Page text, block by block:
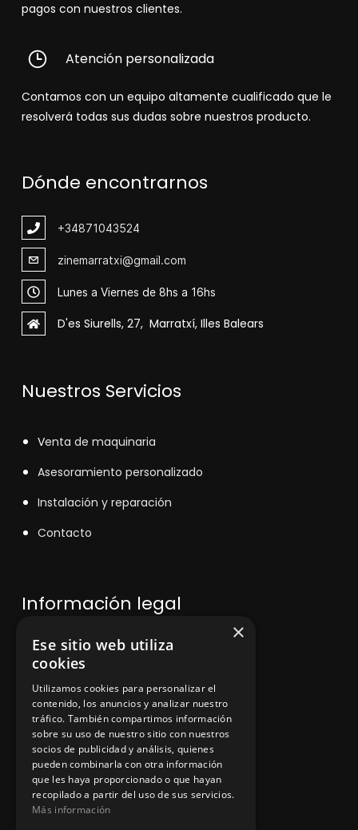
pagos con nuestros clientes.
Atención personalizada
Contamos con un equipo altamente cualificado que le
resolverá todas sus dudas sobre nuestros producto.
Dónde encontrarnos
+34871043524
zinemarratxi@gmail.com
Lunes a Viernes de 8hs a 16hs
D'es Siurells, 27, Marratxí, Illes Balears
Nuestros Servicios
Venta de maquinaria
Asesoramiento personalizado
Instalación y reparación
Contacto
Información legal
Política de privacidad
Aviso legal
App Zine Hostelería
×
Ese sitio web utiliza
cookies
Utilizamos cookies para personalizar el
contenido, los anuncios y analizar nuestro
tráfico. También compartimos información
sobre su uso de nuestro sitio con nuestros
socios de publicidad y análisis, quienes
pueden combinarla con otra información
que les haya proporcionado o que hayan
recopilado a partir del uso de sus servicios.
Más información